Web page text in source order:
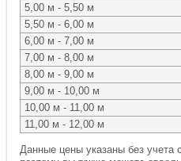
5,00 м - 5,50 м
5,50 м - 6,00 м
6,00 м - 7,00 м
7,00 м - 8,00 м
8,00 м - 9,00 м
9,00 м - 10,00 м
10,00 м - 11,00 м
11,00 м - 12,00 м
Данные цены указаны без учета